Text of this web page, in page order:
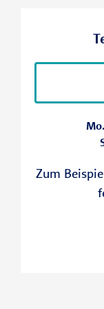
Ein
nicht
Zum